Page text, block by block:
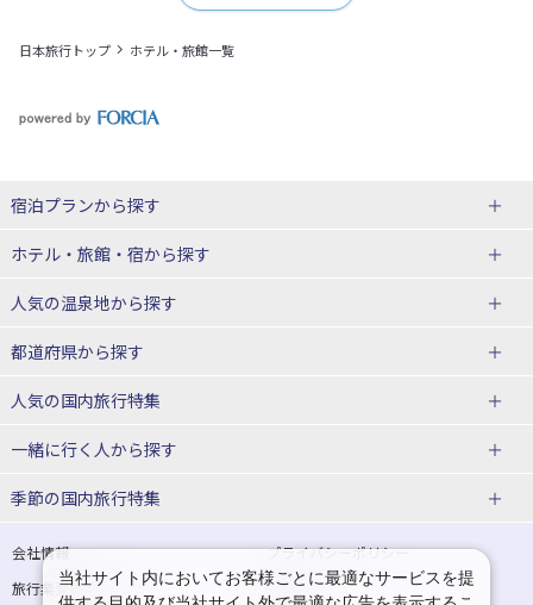
日本旅行トップ ホテル・旅館一覧
宿泊プランから探す
北海道
東北
青森県
宮城県
山形県
関東
埼玉県 千葉県
ホテル・旅館・宿から探す
北海道ホテル・旅館
青森県ホテル・旅館
宮城県ホテル・旅館
山形県ホテル・旅館
東京都ホテル・旅館 神奈川県ホテル・旅館
人気の温泉地から探す
北海道
湯の川温泉(北海道)
十勝川温泉(北海道)
洞爺湖温泉(北海道)
層雲峡温泉(北海道)
東北
都道府県から探す
北海道旅行・ツアー
東北
青森旅行・ツアー 岩手旅行・ツアー
宮城旅行・ツアー 秋田旅行・ツアー
人気の国内旅行特集
東京ディズニーリゾート®への旅
ユニバーサル・スタジオ・ジャパ
一緒に行く人から探す
一人旅 国内版
カップル・夫婦旅行 国内版 女子旅 国内版
卒業旅行・学生旅行 国内版
季節の国内旅行特集
桜・お花見特集
ゴールデンウィーク（GW）の国内
旅行
会社情報
プライバシーポリシー
旅行業登録票・約款
規約集
当社サイト内においてお客様ごとに最適なサービスを提